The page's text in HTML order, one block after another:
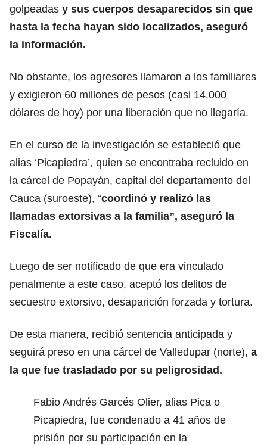
golpeadas y sus cuerpos desaparecidos sin que
hasta la fecha hayan sido localizados, aseguró
la información.
No obstante, los agresores llamaron a los familiares
y exigieron 60 millones de pesos (casi 14.000
dólares de hoy) por una liberación que no llegaría.
En el curso de la investigación se estableció que
alias ‘Picapiedra’, quien se encontraba recluido en
la cárcel de Popayán, capital del departamento del
Cauca (suroeste), “coordinó y realizó las
llamadas extorsivas a la familia”, aseguró la
Fiscalía.
Luego de ser notificado de que era vinculado
penalmente a este caso, aceptó los delitos de
secuestro extorsivo, desaparición forzada y tortura.
De esta manera, recibió sentencia anticipada y
seguirá preso en una cárcel de Valledupar (norte), a
la que fue trasladado por su peligrosidad.
Fabio Andrés Garcés Olier, alias Pica o
Picapiedra, fue condenado a 41 años de
prisión por su participación en la